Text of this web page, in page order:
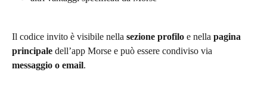
Il codice invito è visibile nella sezione profilo e nella pagina
principale dell’app Morse e può essere condiviso via
messaggio o email.